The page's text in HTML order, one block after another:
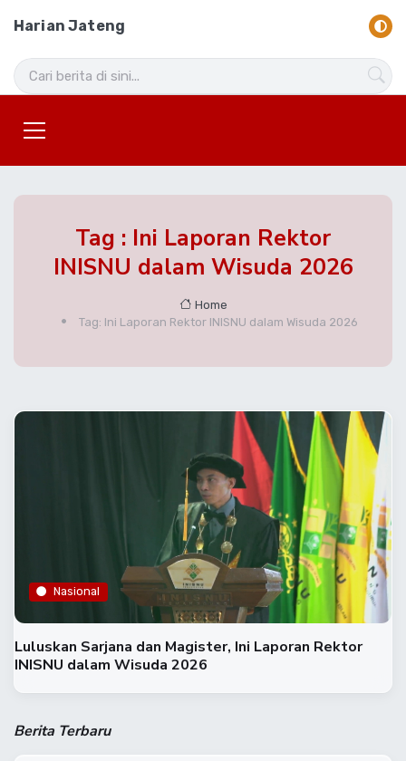
Harian Jateng
Tag : Ini Laporan Rektor
INISNU dalam Wisuda 2026
Home
Tag: Ini Laporan Rektor INISNU dalam Wisuda 2026
Nasional
Luluskan Sarjana dan Magister, Ini Laporan Rektor
INISNU dalam Wisuda 2026
Berita Terbaru